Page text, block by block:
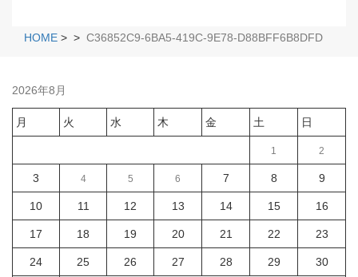
HOME > > C36852C9-6BA5-419C-9E78-D88BFF6B8DFD
2026年8月
月 火 水 木 金 土 日
1 2
3 4 5 6 7 8 9
10 11 12 13 14 15 16
17 18 19 20 21 22 23
24 25 26 27 28 29 30